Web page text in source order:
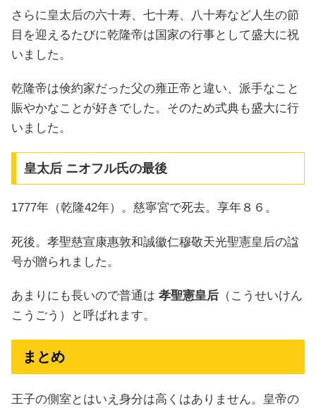
さらに皇太后の六十寿、七十寿、八十寿など人生の節
目を迎えるたびに乾隆帝は国家の行事として盛大に祝
いました。
乾隆帝は倹約家だった父の雍正帝と違い、派手なこと
賑やかなことが好きでした。そのため式典も盛大に行
いました。
皇太后 ニオフル氏の最後
1777年（乾隆42年）。慈寧宮で死去。享年８６。
死後。孝聖慈宣康惠敦和誠徽仁穆敬天光聖憲皇后の諡
号が贈られました。
あまりにも長いので普通は 孝聖憲皇后 （こうせいけん
こうごう）と呼ばれます。
まとめ
王子の側室とはいえ身分は高くはありません。皇帝の